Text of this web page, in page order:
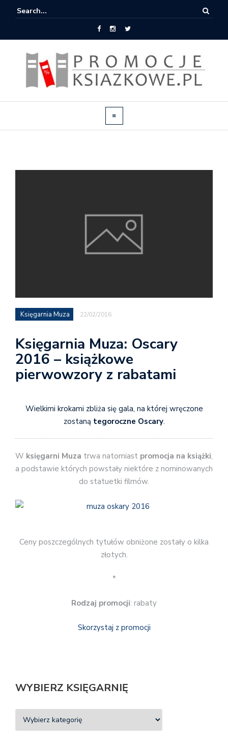
Księgarnia Muza 22/02/2016
Księgarnia Muza: Oscary
2016 – książkowe
pierwowzory z rabatami
Wielkimi krokami zbliża się gala, na której wręczone
zostaną tegoroczne Oscary.
W księgarni Muza trwa natomiast promocja na książki,
a podstawie których powstały niektóre z nominowanych
do statuetki filmów.
Ceny poszczególnych tytułów obniżone zostały o kilka
złotych.
*
Rodzaj promocji: rabaty
Skorzystaj z promocji
WYBIERZ KSIĘGARNIĘ